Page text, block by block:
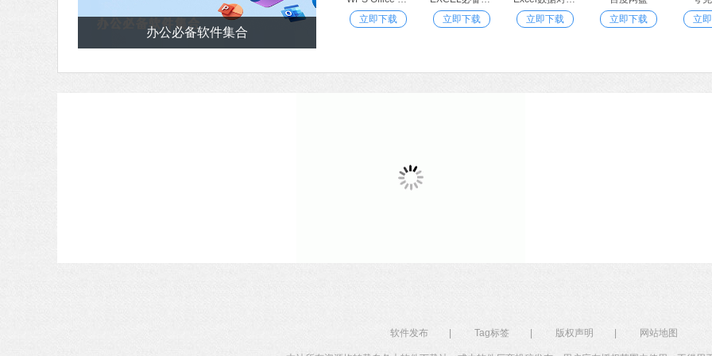
办公必备软件集合
立即下载
立即下载
立即下载
立即下载
立
软件发布 Tag标签 版权声明 网站地图